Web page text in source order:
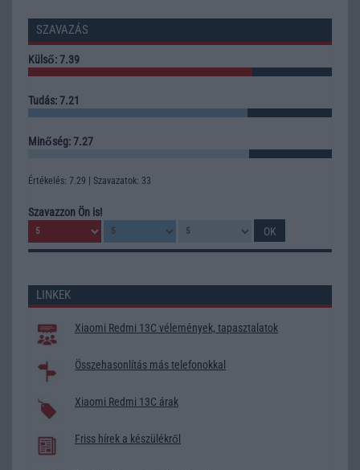
SZAVAZÁS
Külső: 7.39
Tudás: 7.21
Minőség: 7.27
Értékelés: 7.29 | Szavazatok: 33
Szavazzon Ön is!
LINKEK
Xiaomi Redmi 13C vélemények, tapasztalatok
Összehasonlítás más telefonokkal
Xiaomi Redmi 13C árak
Friss hírek a készülékről